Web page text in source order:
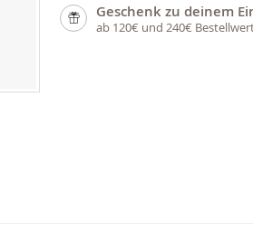
Geschenk zu deinem
ab 120€ und 240€